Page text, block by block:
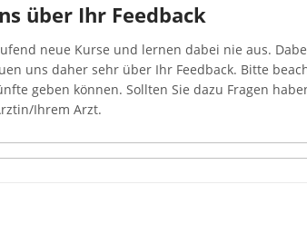
über Ihr Feedback
neue Kurse und lernen dabei nie aus.
uns daher sehr über Ihr Feedback. Bitte
geben können. Sollten Sie dazu Fragen
Ihrem Arzt.